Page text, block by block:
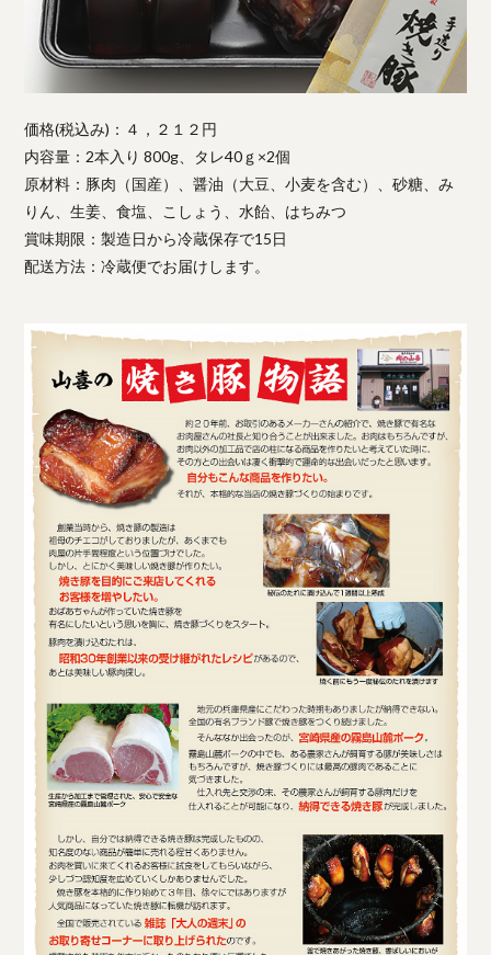
価格(税込み)：４，２１２円
内容量：2本入り 800g、タレ40ｇ×2個
原材料：豚肉（国産）、醤油（大豆、小麦を含む）、砂糖、み
りん、生姜、食塩、こしょう、水飴、はちみつ
賞味期限：製造日から冷蔵保存で15日
配送方法：冷蔵便でお届けします。